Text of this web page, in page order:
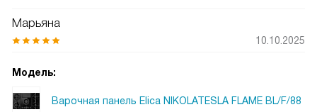
Марьяна
10.10.2025
Модель:
Варочная панель Elica NIKOLATESLA FLAME BL/F/88